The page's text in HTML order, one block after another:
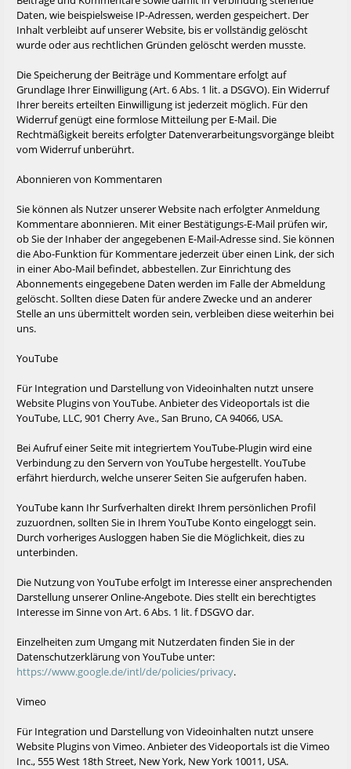
Daten, wie beispielsweise IP-Adressen, werden gespeichert. Der
Inhalt verbleibt auf unserer Website, bis er vollständig gelöscht
wurde oder aus rechtlichen Gründen gelöscht werden musste.
Die Speicherung der Beiträge und Kommentare erfolgt auf
Grundlage Ihrer Einwilligung (Art. 6 Abs. 1 lit. a DSGVO). Ein Widerruf
Ihrer bereits erteilten Einwilligung ist jederzeit möglich. Für den
Widerruf genügt eine formlose Mitteilung per E-Mail. Die
Rechtmäßigkeit bereits erfolgter Datenverarbeitungsvorgänge bleibt
vom Widerruf unberührt.
Abonnieren von Kommentaren
Sie können als Nutzer unserer Website nach erfolgter Anmeldung
Kommentare abonnieren. Mit einer Bestätigungs-E-Mail prüfen wir,
ob Sie der Inhaber der angegebenen E-Mail-Adresse sind. Sie können
die Abo-Funktion für Kommentare jederzeit über einen Link, der sich
in einer Abo-Mail befindet, abbestellen. Zur Einrichtung des
Abonnements eingegebene Daten werden im Falle der Abmeldung
gelöscht. Sollten diese Daten für andere Zwecke und an anderer
Stelle an uns übermittelt worden sein, verbleiben diese weiterhin bei
uns.
YouTube
Für Integration und Darstellung von Videoinhalten nutzt unsere
Website Plugins von YouTube. Anbieter des Videoportals ist die
YouTube, LLC, 901 Cherry Ave., San Bruno, CA 94066, USA.
Bei Aufruf einer Seite mit integriertem YouTube-Plugin wird eine
Verbindung zu den Servern von YouTube hergestellt. YouTube
erfährt hierdurch, welche unserer Seiten Sie aufgerufen haben.
YouTube kann Ihr Surfverhalten direkt Ihrem persönlichen Profil
zuzuordnen, sollten Sie in Ihrem YouTube Konto eingeloggt sein.
Durch vorheriges Ausloggen haben Sie die Möglichkeit, dies zu
unterbinden.
Die Nutzung von YouTube erfolgt im Interesse einer ansprechenden
Darstellung unserer Online-Angebote. Dies stellt ein berechtigtes
Interesse im Sinne von Art. 6 Abs. 1 lit. f DSGVO dar.
Einzelheiten zum Umgang mit Nutzerdaten finden Sie in der
Datenschutzerklärung von YouTube unter:
https://www.google.de/intl/de/policies/privacy.
Vimeo
Für Integration und Darstellung von Videoinhalten nutzt unsere
Website Plugins von Vimeo. Anbieter des Videoportals ist die Vimeo
Inc., 555 West 18th Street, New York, New York 10011, USA.